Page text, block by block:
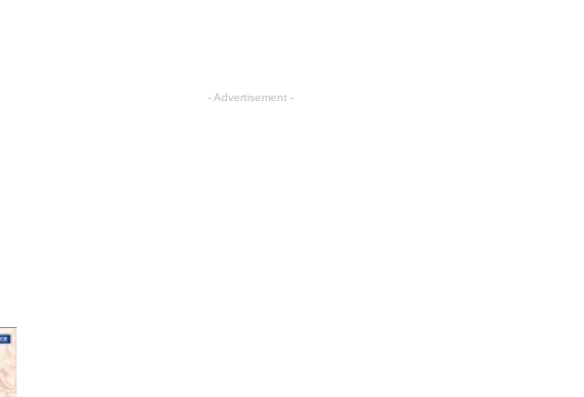
- Advertisement -